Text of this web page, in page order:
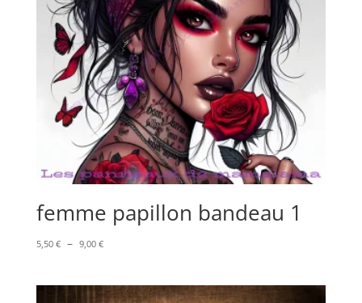
femme papillon bandeau 1
5,50 € – 9,00 €Plage
5,50 €